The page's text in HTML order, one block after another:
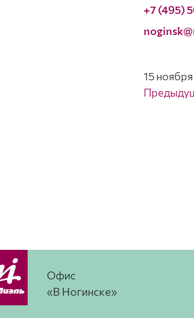
+7 (495)
15
Офис
«В Ногинске»